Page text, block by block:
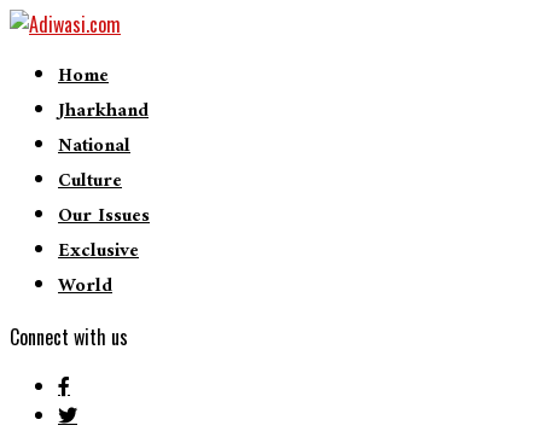
Home
Jharkhand
National
Culture
Our Issues
Exclusive
World
Connect with us